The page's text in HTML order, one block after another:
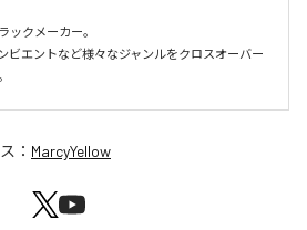
ックメーカー。
ビエントなど様々なジャンルをクロスオーバー
： MarcyYellow